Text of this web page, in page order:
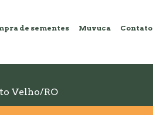
de sementes Muvuca Contato
Velho/RO